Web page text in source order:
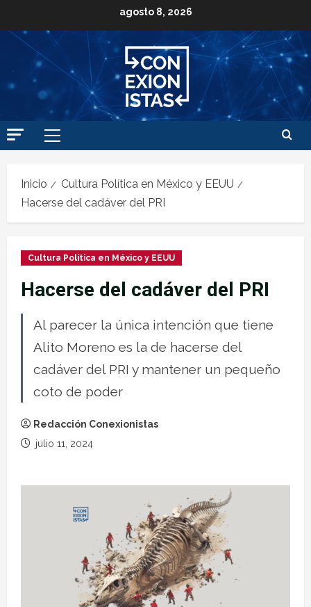
agosto 8, 2026
Inicio
Cultura Política en México y EEUU
Hacerse del cadáver del PRI
Cultura Política en México y EEUU
Hacerse del cadáver del PRI
Al parecer la única intención que tiene
Alito Moreno es la de hacerse del
cadáver del PRI y mantener un pequeño
coto de poder
Redacción Conexionistas
julio 11, 2024